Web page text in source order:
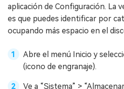
aplicación de Configuración. La
es que puedes identificar por
ocupando más espacio en el
Abre el menú Inicio y
(icono de engranaje).
Ve a “Sistema” >